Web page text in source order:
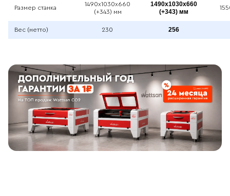
Размер станка
1490x1030x660
(+343) мм
1490x1030x660
(+343) мм
Вес (нетто) 230 256